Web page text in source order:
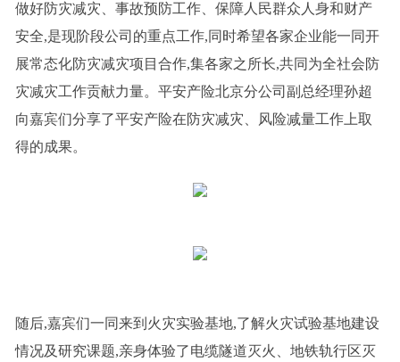
做好防灾减灾、事故预防工作、保障人民群众人身和财产
安全,是现阶段公司的重点工作,同时希望各家企业能一同开
展常态化防灾减灾项目合作,集各家之所长,共同为全社会防
灾减灾工作贡献力量。平安产险北京分公司副总经理孙超
向嘉宾们分享了平安产险在防灾减灾、风险减量工作上取
得的成果。
随后,嘉宾们一同来到火灾实验基地,了解火灾试验基地建设
情况及研究课题,亲身体验了电缆隧道灭火、地铁轨行区灭